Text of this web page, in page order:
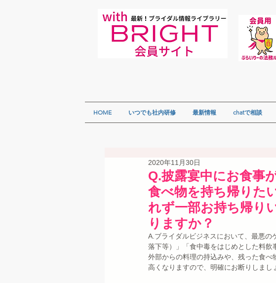
HOME いつでも社内研修 最新情報 chatで相談
Q.披露宴中にお食事
食べ物を持ち帰りた
れず一部お持ち帰り
りますか？
2020年11月30日
A.ブライダルビジネスにおいて、最悪
落下等）」「食中毒をはじめとした料飲
外部からの料理の持込みや、残った食
高くなりますので、明確にお断りしまし